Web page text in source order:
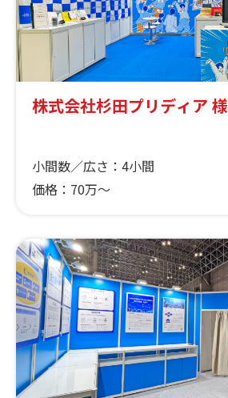
株式会社杉田プリディア 様
小間数／広さ： 4小間
価格： 70万～